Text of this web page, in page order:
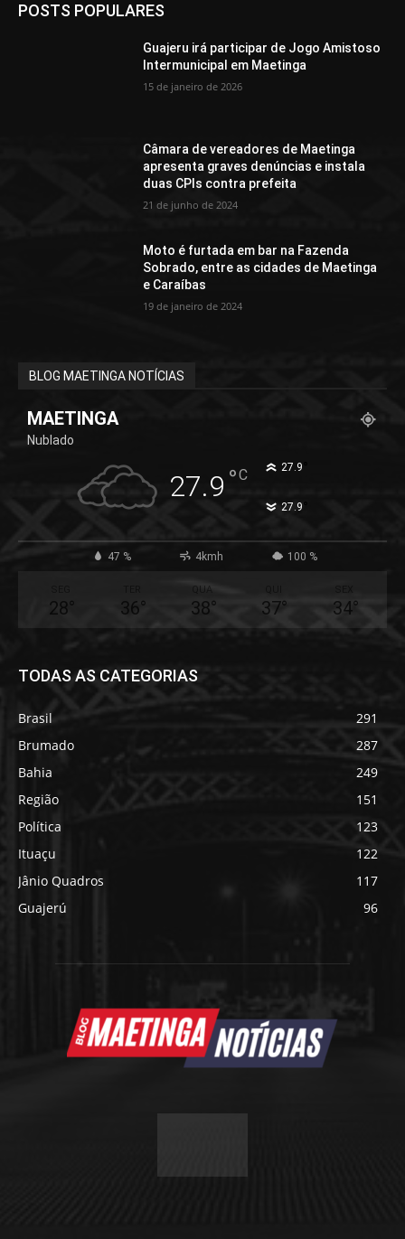
POSTS POPULARES
Guajeru irá participar de Jogo Amistoso
Intermunicipal em Maetinga
15 de janeiro de 2026
Câmara de vereadores de Maetinga
apresenta graves denúncias e instala
duas CPIs contra prefeita
21 de junho de 2024
Moto é furtada em bar na Fazenda
Sobrado, entre as cidades de Maetinga
e Caraíbas
19 de janeiro de 2024
BLOG MAETINGA NOTÍCIAS
MAETINGA
Nublado
27.9 °C 27.9
27.9
47 % 4kmh 100 %
28° 36°
QUA
38° 37° 34°
TODAS AS CATEGORIAS
Brasil
291
Brumado
287
Bahia
249
Região
151
Política
123
Ituaçu
122
Jânio Quadros
117
Guajerú
96